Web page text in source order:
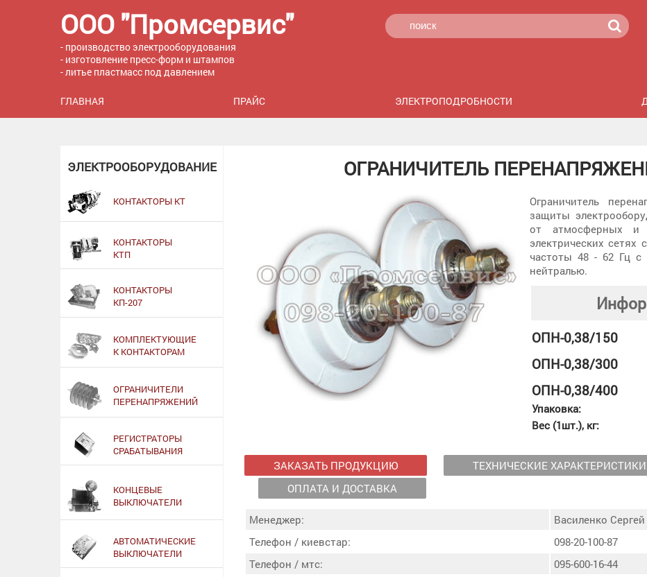
ООО "Промсервис"
- производство электрооборудования
- изготовление пресс-форм и штампов
- литье пластмасс под давлением
ГЛАВНАЯ ПРАЙС ЭЛЕКТРОПОДРОБНОСТИ
ЭЛЕКТРООБОРУДОВАНИЕ
КОНТАКТОРЫ КТ
КОНТАКТОРЫ
КТП
КОНТАКТОРЫ
КП-207
КОМПЛЕКТУЮЩИЕ
К КОНТАКТОРАМ
ОГРАНИЧИТЕЛИ
ПЕРЕНАПРЯЖЕНИЙ
РЕГИСТРАТОРЫ
СРАБАТЫВАНИЯ
КОНЦЕВЫЕ
ВЫКЛЮЧАТЕЛИ
АВТОМАТИЧЕСКИЕ
ВЫКЛЮЧАТЕЛИ
ОГРАНИЧИТЕЛЬ
Ограничитель
защиты
от атмосферных и
электрических
частоты 48 - 62 Гц с
нейтралью.
ОПН-0,38/150
ОПН-0,38/300
ОПН-0,38/400
Упаковка:
Вес (1шт.), кг:
ЗАКАЗАТЬ ПРОДУКЦИЮ
ТЕХНИЧЕСКИЕ ХАРАКТЕРИСТИКИ
ОПЛАТА И ДОСТАВКА
Менеджер:
Василенко Сергей
Телефон / киевстар:
098-20-100-87
Телефон / мтс:
095-600-16-44